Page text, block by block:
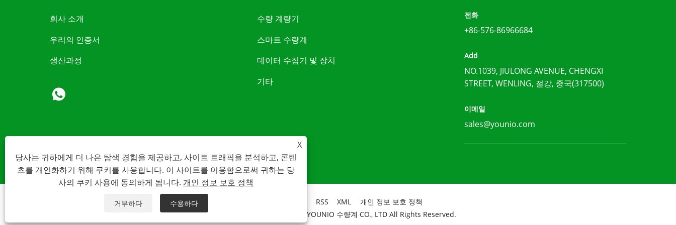
회사 소개
우리의 인증서
생산과정
수량 계량기
스마트 수량계
데이터 수집기 ​​및 장치
기타
전화
+86-576-86966684
Add
NO.1039, JIULONG AVENUE, CHENGXI
STREET, WENLING, 절강, 중국(317500)
이메일
sales@younio.com
RSS XML
개인 정보 보호 정책
Copyright 2020 WENLING YOUNIO 수량계 CO., LTD All Rights Reserved.
X
당사는 귀하에게 더 나은 탐색 경험을 제공하고, 사이트 트래픽을 분석하고, 콘텐
츠를 개인화하기 위해 쿠키를 사용합니다. 이 사이트를 이용함으로써 귀하는 당
사의 쿠키 사용에 동의하게 됩니다. 개인 정보 보호 정책
거부하다 수용하다